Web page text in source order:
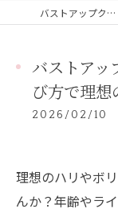
バストアップクリームならTwelve Vivid Style
バストアッ
び方で理想
2026/02/10
理想のハリやボ
んか？年齢やラ